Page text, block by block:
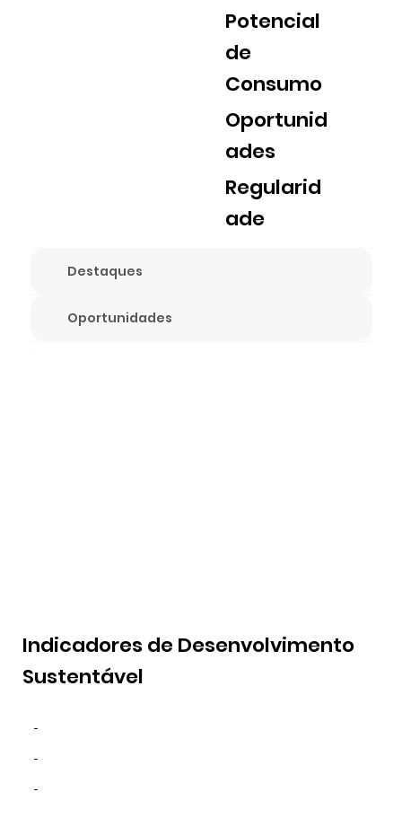
Potencial
de
Consumo
Oportunid
ades
Regularid
ade
Destaques
Oportunidades
Indicadores de Desenvolvimento
Sustentável
-
-
-